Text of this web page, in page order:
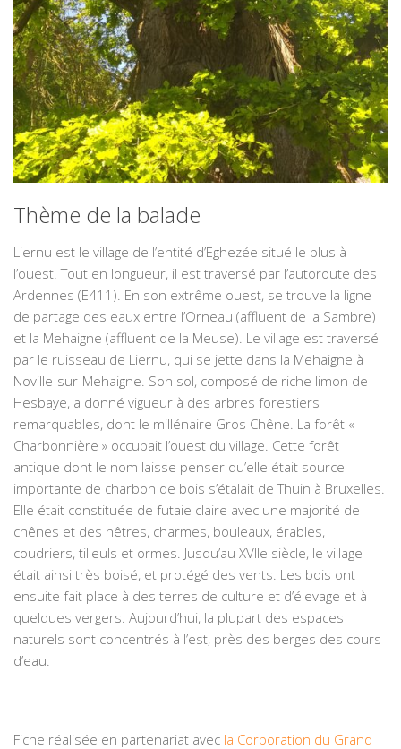
Thème de la balade
Liernu est le village de l’entité d’Eghezée situé le plus à
l’ouest. Tout en longueur, il est traversé par l’autoroute des
Ardennes (E411). En son extrême ouest, se trouve la ligne
de partage des eaux entre l’Orneau (affluent de la Sambre)
et la Mehaigne (affluent de la Meuse). Le village est traversé
par le ruisseau de Liernu, qui se jette dans la Mehaigne à
Noville-sur-Mehaigne. Son sol, composé de riche limon de
Hesbaye, a donné vigueur à des arbres forestiers
remarquables, dont le millénaire Gros Chêne. La forêt «
Charbonnière » occupait l’ouest du village. Cette forêt
antique dont le nom laisse penser qu’elle était source
importante de charbon de bois s’étalait de Thuin à Bruxelles.
Elle était constituée de futaie claire avec une majorité de
chênes et des hêtres, charmes, bouleaux, érables,
coudriers, tilleuls et ormes. Jusqu’au XVIIe siècle, le village
était ainsi très boisé, et protégé des vents. Les bois ont
ensuite fait place à des terres de culture et d’élevage et à
quelques vergers. Aujourd’hui, la plupart des espaces
naturels sont concentrés à l’est, près des berges des cours
d’eau.
Fiche réalisée en partenariat avec la Corporation du Grand